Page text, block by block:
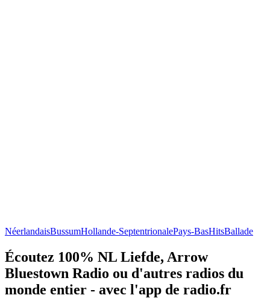
NéerlandaisBussumHollande-SeptentrionalePays-BasHitsBallade
Écoutez 100% NL Liefde, Arrow
Bluestown Radio ou d'autres radios du
monde entier - avec l'app de radio.fr